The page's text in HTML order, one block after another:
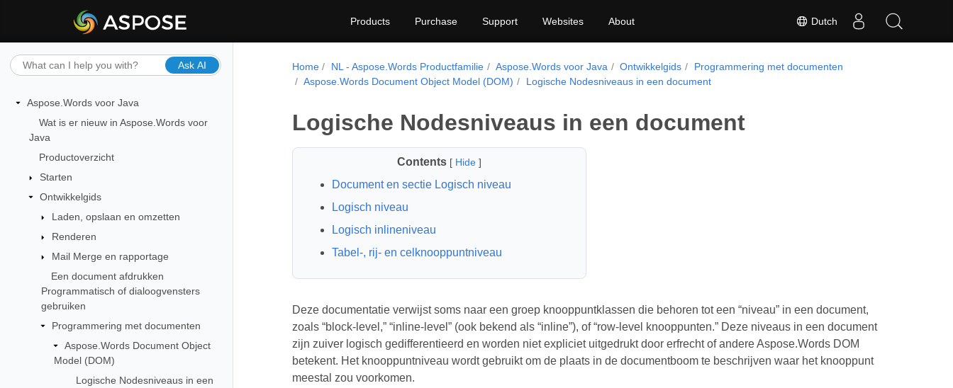
Dutch
Products Purchase Support Websites About
Ask AI
Aspose.Words voor Java
Wat is er nieuw in Aspose.Words voor
Java
Productoverzicht
Starten
Ontwikkelgids
Laden, opslaan en omzetten
Renderen
Mail Merge en rapportage
Een document afdrukken
Programmatisch of dialoogvensters
gebruiken
Programmering met documenten
Aspose.Words Document Object
Model (DOM)
Logische Nodesniveaus in een
Home NL - Aspose.Words Productfamilie Aspose.Words voor Java Ontwikkelgids
Programmering met documenten
Aspose.Words Document Object Model (DOM)
Logische Nodesniveaus in een document
Logische Nodesniveaus in een document
Contents[ Hide ]
Document en sectie Logisch niveau
Logisch niveau
Logisch inlineniveau
Tabel-, rij- en celknooppuntniveau
Deze documentatie verwijst soms naar een groep knooppuntklassen die behoren tot een “niveau” in een document,
zoals “block-level,” “inline-level” (ook bekend als “inline”), of “row-level knooppunten.” Deze niveaus in een document
zijn zuiver logisch gedifferentieerd en worden niet expliciet uitgedrukt door erfrecht of andere Aspose.Words DOM
betekent. Het knooppuntniveau wordt gebruikt om de plaats in de documentboom te beschrijven waar het knooppunt
meestal zou voorkomen.